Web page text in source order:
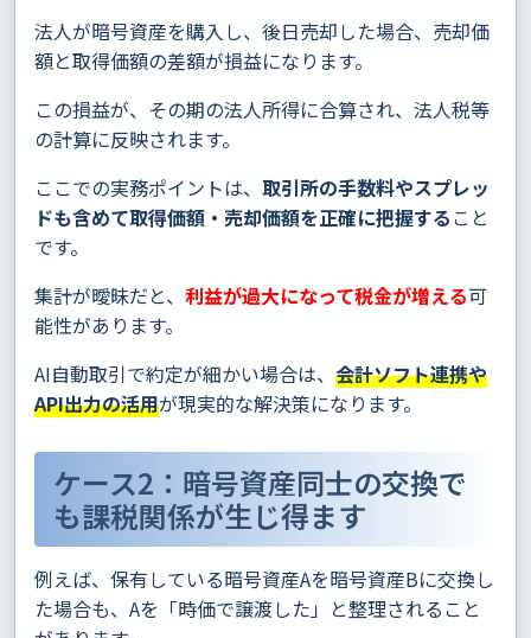
法人が暗号資産を購入し、後日売却した場合、売却価
額と取得価額の差額が損益になります。
この損益が、その期の法人所得に合算され、法人税等
の計算に反映されます。
ここでの実務ポイントは、 取引所の手数料やスプレッ
ドも含めて取得価額・売却価額を正確に把握する こと
です。
集計が曖昧だと、 利益が過大になって税金が増える可
能性があります。
AI自動取引で約定が細かい場合は、 会計ソフト連携や
API出力の活用が現実的な解決策になります。
ケース2：暗号資産同士の交換で
も課税関係が生じ得ます
例えば、保有している暗号資産Aを暗号資産Bに交換し
た場合も、Aを「時価で譲渡した」と整理されること